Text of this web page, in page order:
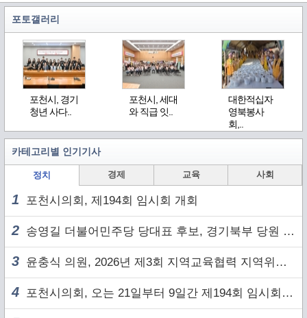
포토갤러리
포천시, 경기
청년 사다..
포천시, 세대
와 직급 잇..
대한적십자
영북봉사
회,..
카테고리별 인기기사
정치 경제 교육 사회
1 포천시의회, 제194회 임시회 개회
2 송영길 더불어민주당 당대표 후보, 경기북부 당원 및 2030 세대와 ‘소통 행보’
3 윤충식 의원, 2026년 제3회 지역교육협력 지역위원회 주재
4 포천시의회, 오는 21일부터 9일간 제194회 임시회 개회